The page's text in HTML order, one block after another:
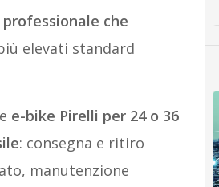
professionale che
elevati standard
e-bike Pirelli per 24 o 36
: consegna e ritiro
manutenzione